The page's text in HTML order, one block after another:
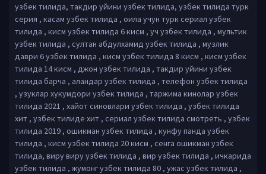
узбек тилида, такдир уйини узбек тилида, узбек тилида турк
серия , касам узбек тилида , оила учун турк сериал узбек
тилида , кисм узбек тилида 6 кисм , уч узбек тилида , мультик
узбек тилида , султан абдулхамид узбек тилида , музлик
даври 6 узбек тилида , кисм узбек тилида 8 кисм , кисм узбек
тилида 14 кисм , джон узбек тилида , такдир уйини узбек
тилида барча , аландар узбек тилида , телефон узбек тилида
, узуклар хукумдори узбек тилида , таржима кинолар узбек
тилида 2021 , хайот синовлари узбек тилида , узбек тилида
хит , узбек тилиде хит , сериал узбек тилида смотреть , узбек
тилида 2019 , ошикман узбек тилида , кунфу панда узбек
тилида , кисм узбек тилида 20 кисм , сенга ошикман узбек
тилида, виру виру узбек тилида , вир узбек тилида , ичкарида
узбек тилида , жумонг узбек тилида 80 , ужас узбек тилида ,